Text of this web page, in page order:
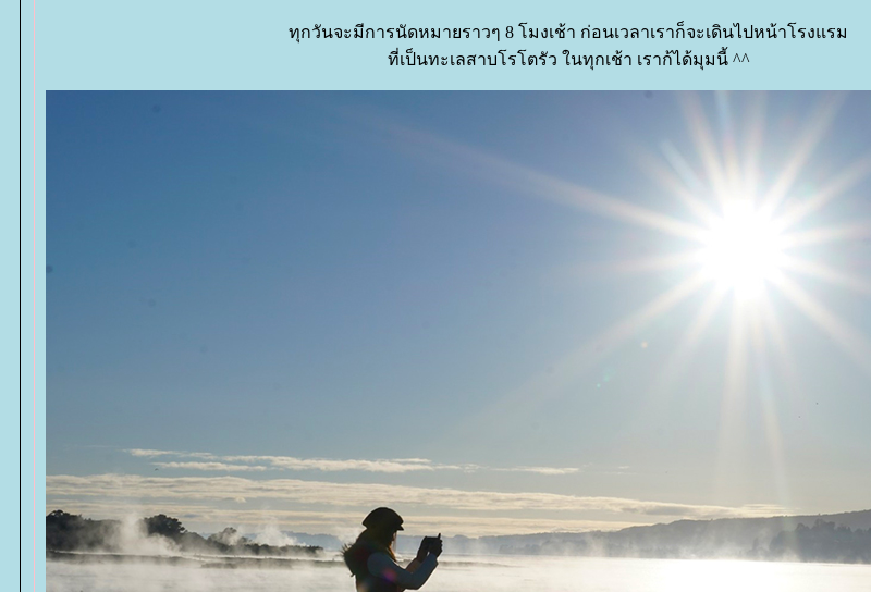
ทุกวันจะมีการนัดหมายราวๆ 8 โมงเช้า ก่อนเวลาเราก็จะเดินไปหน้าโรงแรม
ที่เป็นทะเลสาบโรโตรัว ในทุกเช้า เราก้ได้มุมนี้ ^^